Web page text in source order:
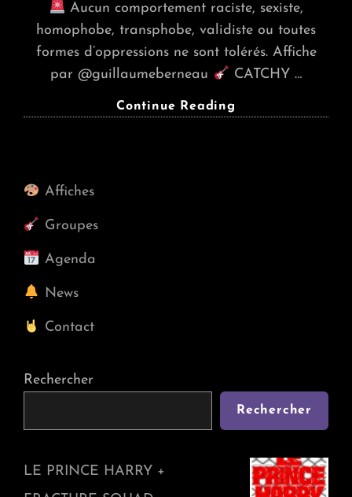
Aucun comportement raciste, sexiste,
homophobe, transphobe, validiste ou toutes
formes d’oppressions ne sont tolérés. Affiche
par @guillaumeberneau
CATCHY …
Continue Reading
Affiches
Groupes
Agenda
News
Contact
Rechercher
Rechercher
LE PRINCE HARRY +